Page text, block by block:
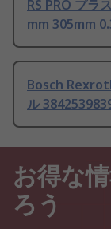
RS PRO プラ
mm 305mm
Bosch
ル
お得な
ろう